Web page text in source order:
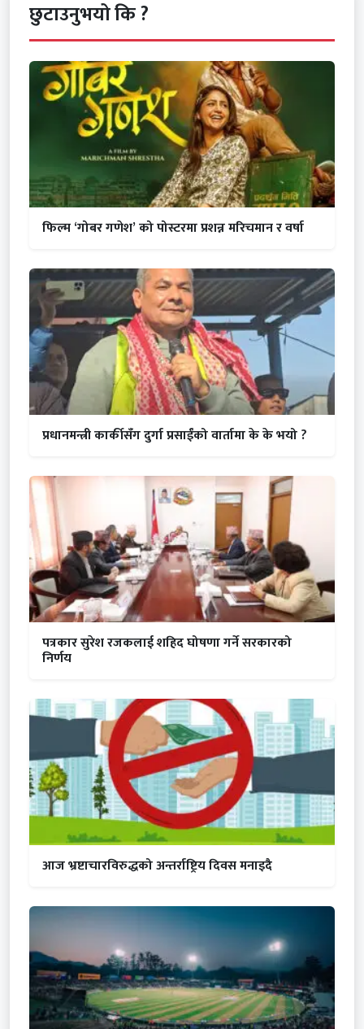
छुटाउनुभयो कि ?
फिल्म ‘गोबर गणेश’ को पोस्टरमा प्रशन्न मरिचमान र वर्षा
प्रधानमन्त्री कार्कीसँग दुर्गा प्रसाईंको वार्तामा के के भयो ?
पत्रकार सुरेश रजकलाई शहिद घोषणा गर्ने सरकारको
निर्णय
आज भ्रष्टाचारविरुद्धको अन्तर्राष्ट्रिय दिवस मनाइदै